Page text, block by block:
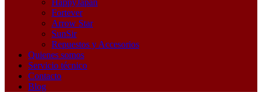
HappyJapan
Fortever
Arrow Star
SunSir
Repuestos y Accesorios
Quienes somos
Servicio técnico
Contacto
Blog